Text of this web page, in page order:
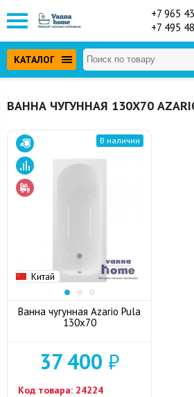
+7 965
+7 495
КАТАЛОГ
ВАННА ЧУГУННАЯ 130Х70
Китай
В наличии
Ванна чугунная Azario Pula
130x70
37 400 ₽
Код товара: 24224